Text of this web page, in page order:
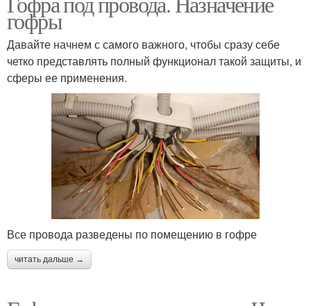
гофры
Давайте начнем с самого важного, чтобы сразу себе
четко представлять полный функционал такой защиты, и
сферы ее применения.
Все провода разведены по помещению в гофре
читать дальше →